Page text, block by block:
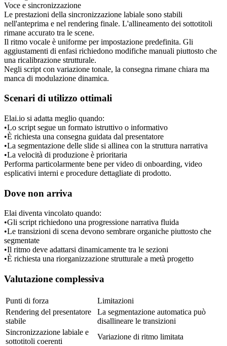
Voce e sincronizzazione
Le prestazioni della sincronizzazione labiale sono stabili
nell'anteprima e nel rendering finale. L'allineamento dei sottotitoli
rimane accurato tra le scene.
Il ritmo vocale è uniforme per impostazione predefinita. Gli
aggiustamenti di enfasi richiedono modifiche manuali piuttosto che
una ricalibrazione strutturale.
Negli script con variazione tonale, la consegna rimane chiara ma
manca di modulazione dinamica.
Scenari di utilizzo ottimali
Elai.io si adatta meglio quando:
•Lo script segue un formato istruttivo o informativo
•È richiesta una consegna guidata dal presentatore
•La segmentazione delle slide si allinea con la struttura narrativa
•La velocità di produzione è prioritaria
Performa particolarmente bene per video di onboarding, video
esplicativi interni e procedure dettagliate di prodotto.
Dove non arriva
Elai diventa vincolato quando:
•Gli script richiedono una progressione narrativa fluida
•Le transizioni di scena devono sembrare organiche piuttosto che
segmentate
•Il ritmo deve adattarsi dinamicamente tra le sezioni
•È richiesta una riorganizzazione strutturale a metà progetto
Valutazione complessiva
Punti di forza
Limitazioni
Rendering del presentatore
stabile
La segmentazione automatica può
disallineare le transizioni
Sincronizzazione labiale e
sottotitoli coerenti
Variazione di ritmo limitata